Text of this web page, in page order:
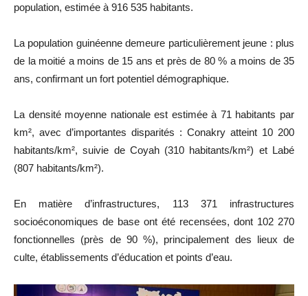
population, estimée à 916 535 habitants.
La population guinéenne demeure particulièrement jeune : plus
de la moitié a moins de 15 ans et près de 80 % a moins de 35
ans, confirmant un fort potentiel démographique.
La densité moyenne nationale est estimée à 71 habitants par
km², avec d’importantes disparités : Conakry atteint 10 200
habitants/km², suivie de Coyah (310 habitants/km²) et Labé
(807 habitants/km²).
En matière d’infrastructures, 113 371 infrastructures
socioéconomiques de base ont été recensées, dont 102 270
fonctionnelles (près de 90 %), principalement des lieux de
culte, établissements d’éducation et points d’eau.